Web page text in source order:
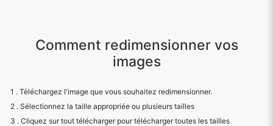
Comment redimensionner vos
images
1 . Téléchargez l'image que vous souhaitez redimensionner.
2 . Sélectionnez la taille appropriée ou plusieurs tailles
3 . Cliquez sur tout télécharger pour télécharger toutes les tailles